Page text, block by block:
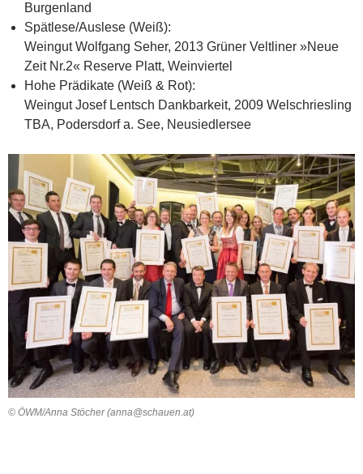
Burgenland
Spätlese/Auslese (Weiß):
Weingut Wolfgang Seher, 2013 Grüner Veltliner »Neue
Zeit Nr.2« Reserve Platt, Weinviertel
Hohe Prädikate (Weiß & Rot):
Weingut Josef Lentsch Dankbarkeit, 2009 Welschriesling
TBA, Podersdorf a. See, Neusiedlersee
© ÖWM/Anna Stöcher (anna@schauen.at)